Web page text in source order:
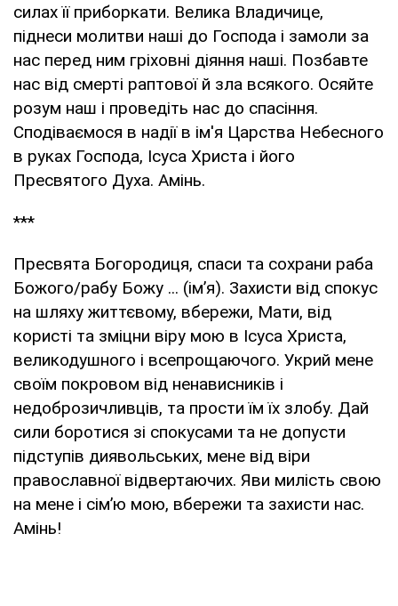
силах її приборкати. Велика Владичице,
піднеси молитви наші до Господа і замоли за
нас перед ним гріховні діяння наші. Позбавте
нас від смерті раптової й зла всякого. Осяйте
розум наш і проведіть нас до спасіння.
Сподіваємося в надії в ім'я Царства Небесного
в руках Господа, Ісуса Христа і його
Пресвятого Духа. Амінь.
***
Пресвята Богородиця, спаси та сохрани раба
Божого/рабу Божу ... (ім’я). Захисти від спокус
на шляху життєвому, вбережи, Мати, від
користі та зміцни віру мою в Ісуса Христа,
великодушного і всепрощаючого. Укрий мене
своїм покровом від ненависників і
недоброзичливців, та прости їм їх злобу. Дай
сили боротися зі спокусами та не допусти
підступів диявольських, мене від віри
православної відвертаючих. Яви милість свою
на мене і сім’ю мою, вбережи та захисти нас.
Амінь!